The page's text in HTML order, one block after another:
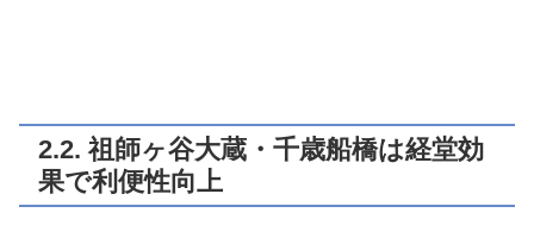
2.2. 祖師ヶ谷大蔵・千歳船橋は経堂効
果で利便性向上